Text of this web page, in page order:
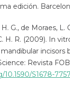
edición.
G., de Moraes, L.
H. R. (2009). In
incisors
Revista
10.1590/S1678-